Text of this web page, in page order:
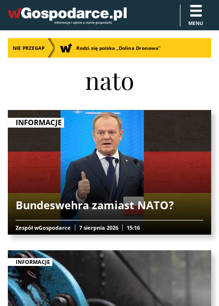
MENU
NIE PRZEGAP Rodzi się polska „Dolina Dronowa”
nato
INFORMACJE
Bundeswehra zamiast NATO?
Zespół wGospodarce 7 sierpnia 2026 15:16
INFORMACJE